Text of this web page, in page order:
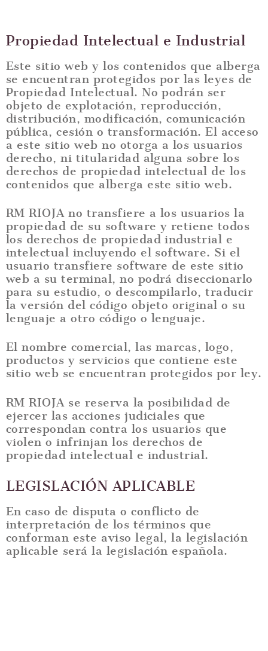
Propiedad Intelectual e Industrial
Este sitio web y los contenidos que alberga
se encuentran protegidos por las leyes de
Propiedad Intelectual. No podrán ser
objeto de explotación, reproducción,
distribución, modificación, comunicación
pública, cesión o transformación. El acceso
a este sitio web no otorga a los usuarios
derecho, ni titularidad alguna sobre los
derechos de propiedad intelectual de los
contenidos que alberga este sitio web.
RM RIOJA no transfiere a los usuarios la
propiedad de su software y retiene todos
los derechos de propiedad industrial e
intelectual incluyendo el software. Si el
usuario transfiere software de este sitio
web a su terminal, no podrá diseccionarlo
para su estudio, o descompilarlo, traducir
la versión del código objeto original o su
lenguaje a otro código o lenguaje.
El nombre comercial, las marcas, logo,
productos y servicios que contiene este
sitio web se encuentran protegidos por ley.
RM RIOJA se reserva la posibilidad de
ejercer las acciones judiciales que
correspondan contra los usuarios que
violen o infrinjan los derechos de
propiedad intelectual e industrial.
LEGISLACIÓN APLICABLE
En caso de disputa o conflicto de
interpretación de los términos que
conforman este aviso legal, la legislación
aplicable será la legislación española.